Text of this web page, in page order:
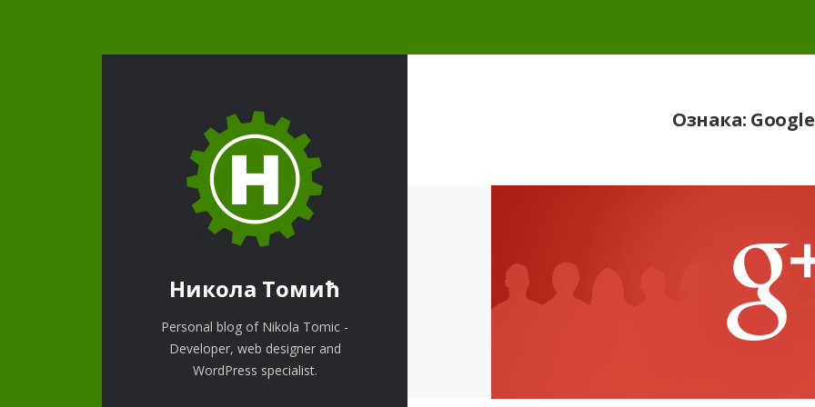
Никола Томић
Personal blog of Nikola Tomic -
Developer, web designer and
WordPress specialist.
Ознака: